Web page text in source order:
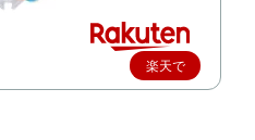
楽天で
購入